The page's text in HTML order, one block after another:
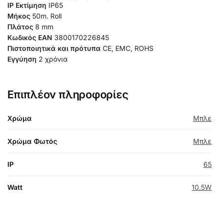
IP Εκτίμηση IP65
Μήκος 50m. Roll
Πλάτος 8 mm
Κωδικός EAN 3800170226845
Πιστοποιητικά και πρότυπα CE, EMC, ROHS
Εγγύηση 2 χρόνια
Επιπλέον πληροφορίες
Χρώμα Μπλε
Χρώμα Φωτός Μπλε
IP 65
Watt 10.5W